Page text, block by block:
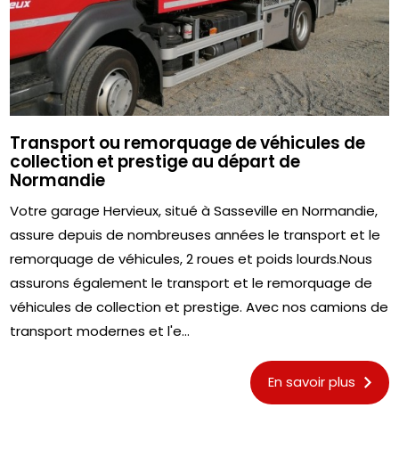
Transport ou remorquage de véhicules de
collection et prestige au départ de
Normandie
Votre garage Hervieux, situé à Sasseville en Normandie,
assure depuis de nombreuses années le transport et le
remorquage de véhicules, 2 roues et poids lourds.Nous
assurons également le transport et le remorquage de
véhicules de collection et prestige. Avec nos camions de
transport modernes et l'e...
En savoir plus